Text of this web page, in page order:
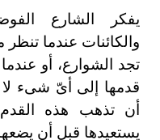
يفكر الشارع
والكائنات عندما
تجد الشوارع، أو
قدمها إلى أىّ شىء
أن تذهب هذه
يستعيدها قبل أن